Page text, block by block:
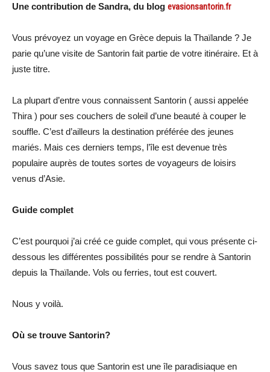
Une contribution de Sandra, du blog evasionsantorin.fr
Vous prévoyez un voyage en Grèce depuis la Thaïlande ? Je
parie qu’une visite de Santorin fait partie de votre itinéraire. Et à
juste titre.
La plupart d’entre vous connaissent Santorin ( aussi appelée
Thira ) pour ses couchers de soleil d’une beauté à couper le
souffle. C’est d’ailleurs la destination préférée des jeunes
mariés. Mais ces derniers temps, l’île est devenue très
populaire auprès de toutes sortes de voyageurs de loisirs
venus d’Asie.
Guide complet
C’est pourquoi j’ai créé ce guide complet, qui vous présente ci-
dessous les différentes possibilités pour se rendre à Santorin
depuis la Thaïlande. Vols ou ferries, tout est couvert.
Nous y voilà.
Où se trouve Santorin?
Vous savez tous que Santorin est une île paradisiaque en